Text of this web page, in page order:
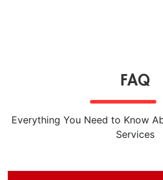
FAQ
Everything You Need to Know
Services